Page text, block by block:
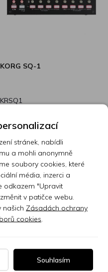
KORG SQ-1
KRSQ1
Skladem 3 ks
2 850 Kč
stránek, nabídli
a mohli anonymně
soubory cookies, které
média, inzerci a
odkazem "Upravit
v patičce webu.
našich Zásadách ochrany
cookies
Souhlasím